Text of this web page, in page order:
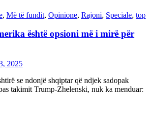
, Më të fundit, Opinione, Rajoni, Speciale, top
është opsioni më i mirë për
2025
se ndonjë shqiptar që ndjek sadopak
takimit Trump-Zhelenski, nuk ka menduar: